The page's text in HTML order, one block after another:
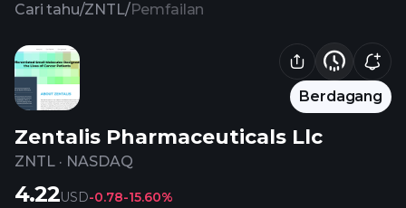
Cari tahu/ZNTL/Pemfailan
Berdagang
Zentalis Pharmaceuticals Llc
ZNTL · NASDAQ
4.22USD-0.78-15.60%